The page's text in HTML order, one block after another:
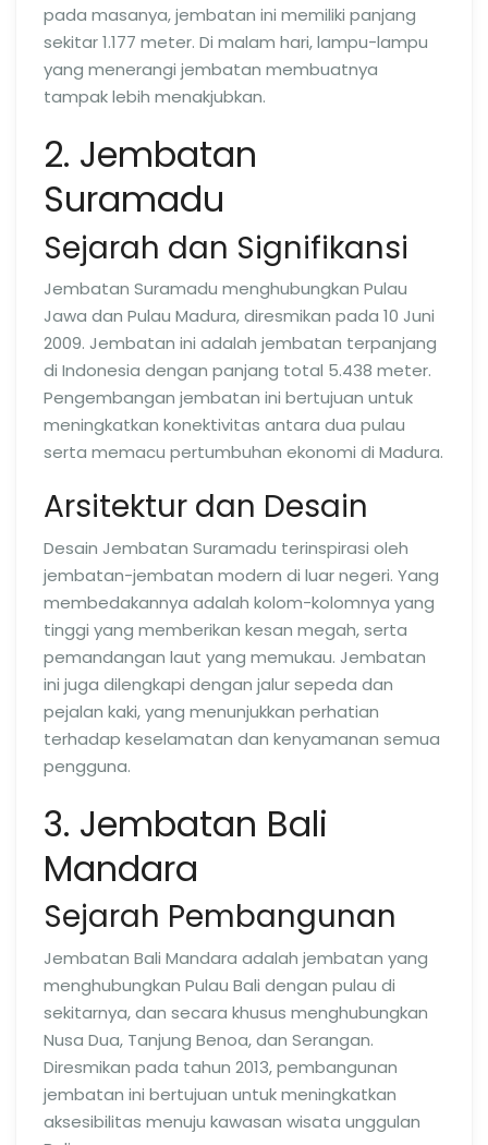
pada masanya, jembatan ini memiliki panjang
sekitar 1.177 meter. Di malam hari, lampu-lampu
yang menerangi jembatan membuatnya
tampak lebih menakjubkan.
2. Jembatan
Suramadu
Sejarah dan Signifikansi
Jembatan Suramadu menghubungkan Pulau
Jawa dan Pulau Madura, diresmikan pada 10 Juni
2009. Jembatan ini adalah jembatan terpanjang
di Indonesia dengan panjang total 5.438 meter.
Pengembangan jembatan ini bertujuan untuk
meningkatkan konektivitas antara dua pulau
serta memacu pertumbuhan ekonomi di Madura.
Arsitektur dan Desain
Desain Jembatan Suramadu terinspirasi oleh
jembatan-jembatan modern di luar negeri. Yang
membedakannya adalah kolom-kolomnya yang
tinggi yang memberikan kesan megah, serta
pemandangan laut yang memukau. Jembatan
ini juga dilengkapi dengan jalur sepeda dan
pejalan kaki, yang menunjukkan perhatian
terhadap keselamatan dan kenyamanan semua
pengguna.
3. Jembatan Bali
Mandara
Sejarah Pembangunan
Jembatan Bali Mandara adalah jembatan yang
menghubungkan Pulau Bali dengan pulau di
sekitarnya, dan secara khusus menghubungkan
Nusa Dua, Tanjung Benoa, dan Serangan.
Diresmikan pada tahun 2013, pembangunan
jembatan ini bertujuan untuk meningkatkan
aksesibilitas menuju kawasan wisata unggulan